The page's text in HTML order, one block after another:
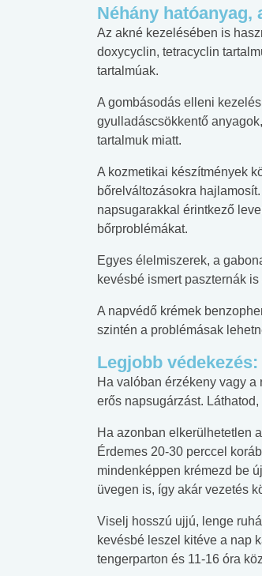
Néhány
Az akné kezelésében is
doxycyclin, tetracyclin
tartalmúak.
A gombásodás elleni
gyulladáscsökkentő
tartalmuk miatt.
A kozmetikai készítmények
bőrelváltozásokra
napsugarakkal érintkező
bőrproblémákat.
Egyes élelmiszerek, a
kevésbé ismert paszternák
A napvédő krémek
szintén a problémásak
Legjobb
Ha valóban érzékeny vagy
erős napsugárzást.
Ha azonban elkerülhetetlen
Érdemes 20-30 perccel
mindenképpen krémezd be
üvegen is, így akár vezetés
Viselj hosszú ujjú, lenge
kevésbé leszel kitéve a nap
tengerparton és 11-16 óra
Mekkora az ökológiai
lábnyomod?